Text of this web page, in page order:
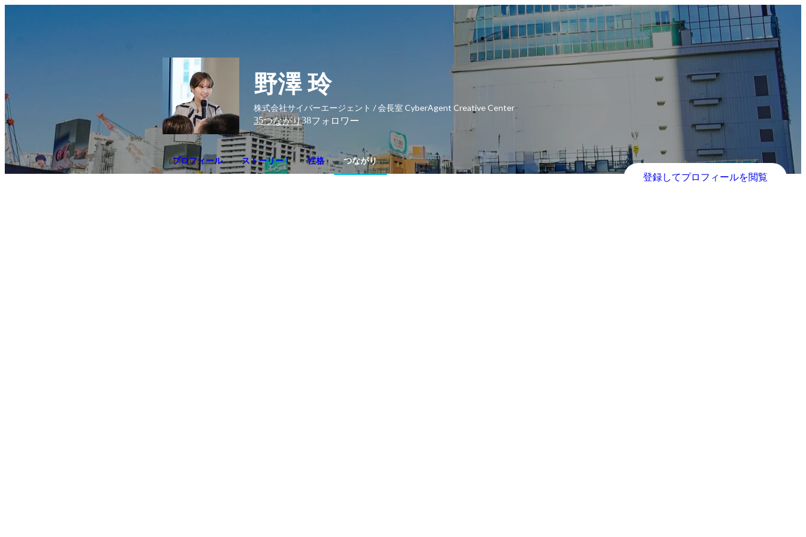
野澤 玲
株式会社サイバーエージェント / 会長室 CyberAgent Creative Center
35つながり38フォロワー
プロフィール ストーリー 1 性格 つながり
登録してプロフィールを閲覧